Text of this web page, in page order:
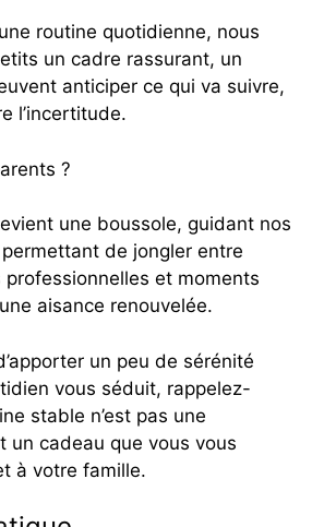
routine quotidienne, nous
un cadre rassurant, un
anticiper ce qui va suivre,
l’incertitude.
?
une boussole, guidant nos
de jongler entre
et moments
aisance renouvelée.
un peu de sérénité
vous séduit, rappelez-
stable n’est pas une
un cadeau que vous vous
à votre famille.